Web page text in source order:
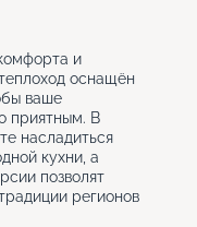
и
оснащён
ваше
приятным. В
насладиться
кухни, а
позволят
регионов